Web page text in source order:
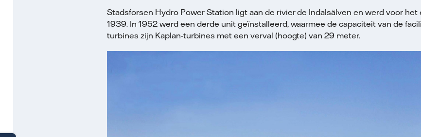
Stadsforsen Hydro Power Station ligt aan de rivier de Indalsälven en werd voor
1939. In 1952 werd een derde unit geïnstalleerd, waarmee de capaciteit van de
turbines zijn Kaplan-turbines met een verval (hoogte) van 29 meter.